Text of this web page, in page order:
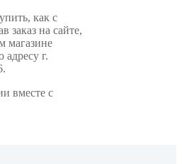
как с
заказ на сайте,
магазине
г.
вместе с